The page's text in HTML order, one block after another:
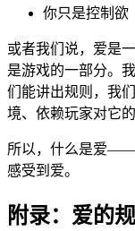
你只是控制欲
或者我们说，爱是
是游戏的一部分。
们能讲出规则，我
境、依赖玩家对它
所以，什么是爱
感受到爱。
附录：爱的